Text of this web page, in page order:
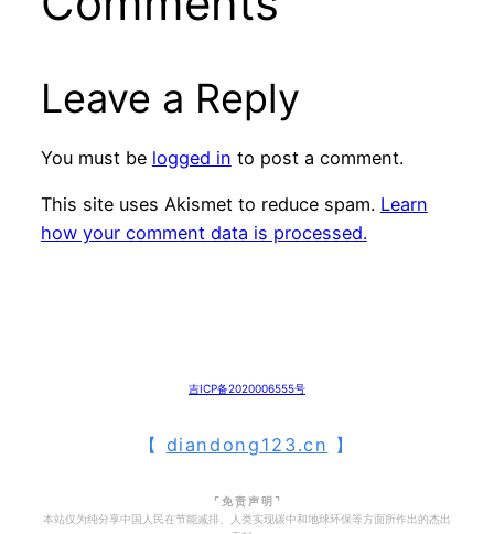
Leave a Reply
You must be logged in to post a comment.
This site uses Akismet to reduce spam. Learn
how your comment data is processed.
吉ICP备2020006555号
【 diandong123.cn 】
⌜ 免 责 声 明 ⌝
本站仅为纯分享中国人民在节能减排、人类实现碳中和地球环保等方面所作出的杰出